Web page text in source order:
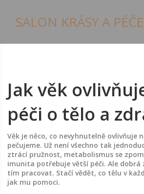
SALON KRÁSY A PÉČE
Jak věk
péči o tělo a
Věk je něco, co nevyhnutelně ovlivňuje
pečujeme. Už není všechno tak
ztrácí pružnost, metabolismus se
imunita potřebuje větší péči. Ale dobrá
tím pracovat. Stačí vědět, co tělu v
jak mu pomoci.